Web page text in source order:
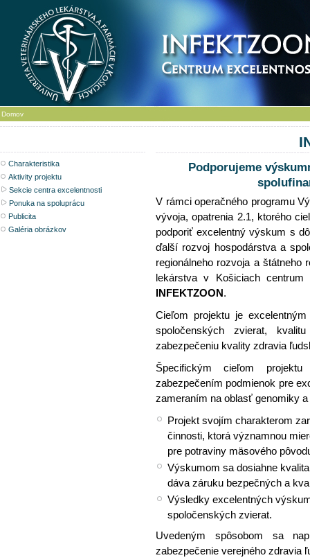
Domov
Charakteristika
Aktivity projektu
Sekcie centra excelentnosti
Ponuka na spoluprácu
Publicita
Galéria obrázkov
Podporujeme
V rámci operačného programu
vývoja, opatrenia 2.1, ktorého
podporiť excelentný výskum s
ďalší rozvoj hospodárstva a
regionálneho rozvoja a štátneho
lekárstva v Košiciach
INFEKTZOON.
Cieľom projektu je
spoločenských zvierat,
zabezpečeniu kvality zdravia
Špecifickým cieľom
zabezpečením podmienok pre
zameraním na oblasť genomiky
Projekt svojím charakterom
činnosti, ktorá významnou
pre potraviny mäsového
Výskumom sa dosiahne
dáva záruku bezpečných a
Výsledky excelentných
spoločenských zvierat.
Uvedeným spôsobom sa
zabezpečenie verejného zdravia